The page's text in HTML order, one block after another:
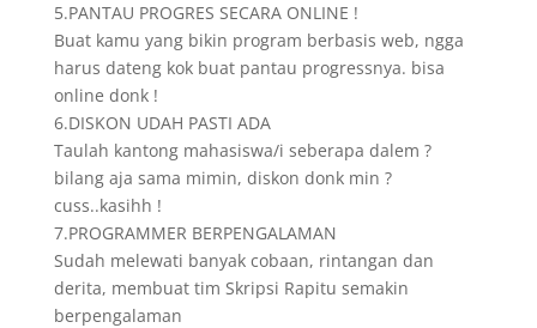
5.PANTAU PROGRES SECARA ONLINE !
Buat kamu yang bikin program berbasis web, ngga
harus dateng kok buat pantau progressnya. bisa
online donk !
6.DISKON UDAH PASTI ADA
Taulah kantong mahasiswa/i seberapa dalem ?
bilang aja sama mimin, diskon donk min ?
cuss..kasihh !
7.PROGRAMMER BERPENGALAMAN
Sudah melewati banyak cobaan, rintangan dan
derita, membuat tim Skripsi Rapitu semakin
berpengalaman